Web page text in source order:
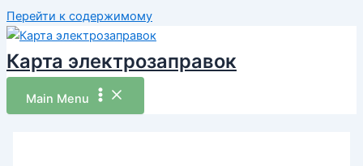
Перейти к содержимому
Карта электрозаправок
Main Menu